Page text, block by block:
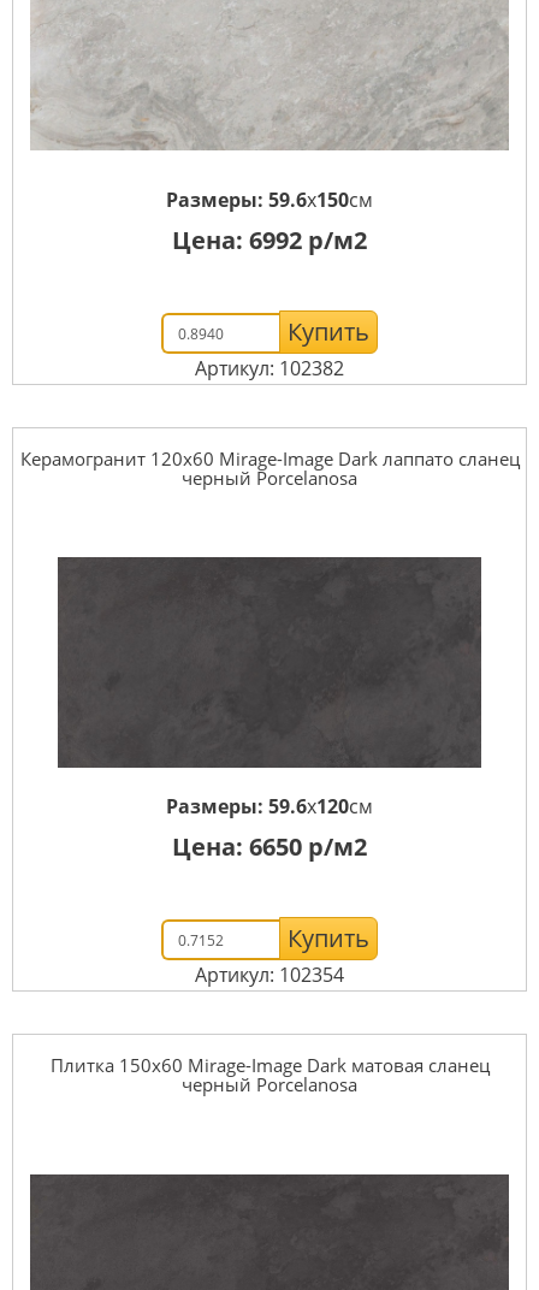
Размеры: 59.6x150см
Цена: 6992 р/м2
Купить
Артикул: 102382
Керамогранит 120x60 Mirage-Image Dark лаппато сланец
черный Porcelanosa
Размеры: 59.6x120см
Цена: 6650 р/м2
Купить
Артикул: 102354
Плитка 150x60 Mirage-Image Dark матовая сланец
черный Porcelanosa